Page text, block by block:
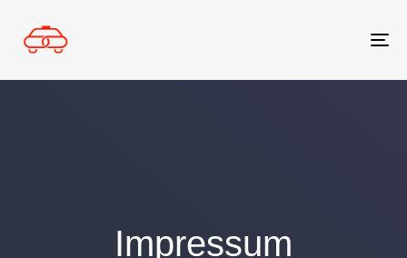
Impressum